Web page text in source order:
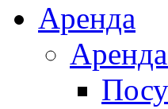
Аренда